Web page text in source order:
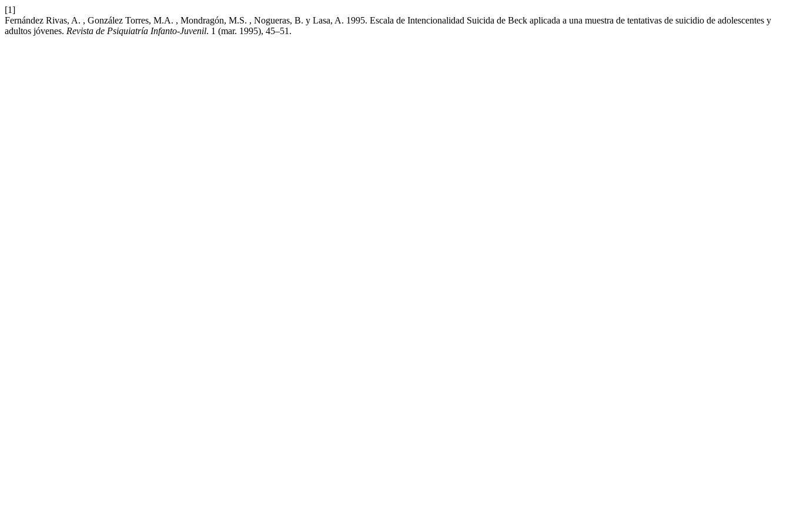
[1]
Fernández Rivas, A. , González Torres, M.A. , Mondragón, M.S. , Nogueras, B. y Lasa, A. 1995. Escala de Intencionalidad Suicida de Beck aplicada a una muestra de tentativas de suicidio de adolescentes y
adultos jóvenes. Revista de Psiquiatría Infanto-Juvenil. 1 (mar. 1995), 45–51.